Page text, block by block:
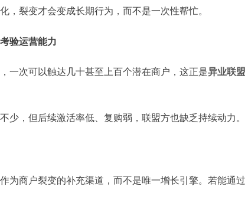
，裂变才会变成长期行为，而不是一次性帮忙。
验运营能力
一次可以触达几十甚至上百个潜在商户，这正是异业联
少，但后续激活率低、复购弱，联盟方也缺乏持续动力
为商户裂变的补充渠道，而不是唯一增长引擎。若能通